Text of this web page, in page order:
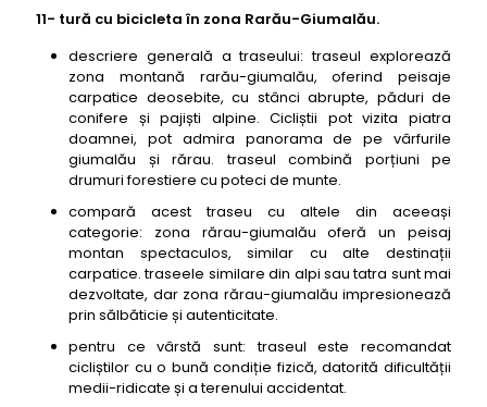
11- tură cu bicicleta în zona Rarău-Giumalău.
descriere generală a traseului: traseul explorează
zona montană rarău-giumalău, oferind peisaje
carpatice deosebite, cu stânci abrupte, păduri de
conifere și pajiști alpine. Cicliștii pot vizita piatra
doamnei, pot admira panorama de pe vârfurile
giumalău și rărau. traseul combină porțiuni pe
drumuri forestiere cu poteci de munte.
compară acest traseu cu altele din aceeași
categorie: zona rărau-giumalău oferă un peisaj
montan spectaculos, similar cu alte destinații
carpatice. traseele similare din alpi sau tatra sunt mai
dezvoltate, dar zona rărau-giumalău impresionează
prin sălbăticie și autenticitate.
pentru ce vârstă sunt: traseul este recomandat
cicliștilor cu o bună condiție fizică, datorită dificultății
medii-ridicate și a terenului accidentat.